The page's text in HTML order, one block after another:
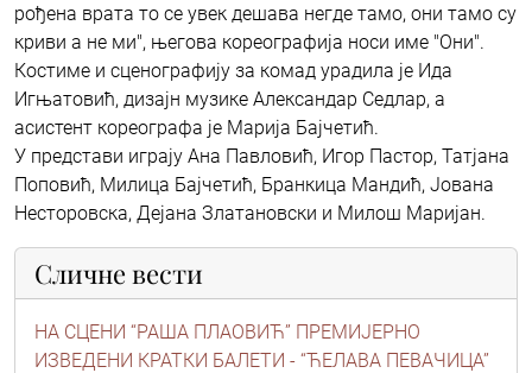
рођена врата то се увек дешава негде тамо, они тамо су
криви а не ми", његова кореографија носи име "Они".
Костиме и сценографију за комад урадила је Ида
Игњатовић, дизајн музике Александар Седлар, а
асистент кореографа је Марија Бајчетић.
У представи играју Ана Павловић, Игор Пастор, Татјана
Поповић, Милица Бајчетић, Бранкица Мандић, Јована
Несторовска, Дејана Златановски и Милош Маријан.
Сличне вести
НА СЦЕНИ “РАША ПЛАОВИЋ” ПРЕМИЈЕРНО
ИЗВЕДЕНИ КРАТКИ БАЛЕТИ - “ЋЕЛАВА ПЕВАЧИЦА”